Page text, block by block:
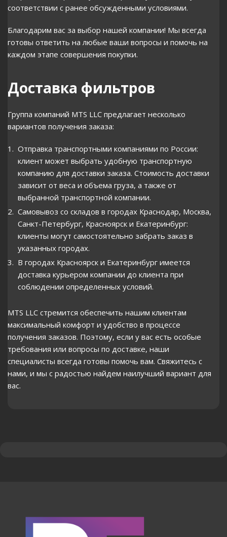
соответствии с ранее обсужденными условиями.
Благодарим вас за выбор нашей компании! Мы всегда
готовы ответить на любые ваши вопросы и помочь на
каждом этапе совершения покупки.
Доставка фильтров
Группа компаний MTS LLC предлагает несколько
вариантов получения заказа:
Отправка транспортными компаниями по России:
клиент может выбрать удобную транспортную
компанию для доставки заказа. Стоимость доставки
зависит от веса и объема груза, а также от
выбранной транспортной компании.
Самовывоз со складов в городах Краснодар, Москва,
Санкт-Петербург, Красноярск и Екатеринбург:
клиенты могут самостоятельно забрать заказ в
указанных городах.
В городах Красноярск и Екатеринбург имеется
доставка курьером компании до клиента при
соблюдении определенных условий.
MTS LLC стремится обеспечить нашим клиентам
максимальный комфорт и удобство в процессе
получения заказов. Поэтому, если у вас есть особые
требования или вопросы по доставке, наши
специалисты всегда готовы помочь вам. Свяжитесь с
нами, и мы с радостью найдем наилучший вариант для
вас.